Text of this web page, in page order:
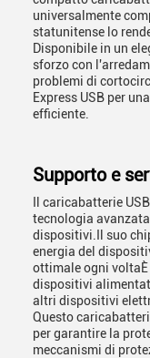
universalmente
statunitense lo
Disponibile in un
sforzo con
problemi di
Express USB per
efficiente.
Supporto e
Il caricabatterie
tecnologia
dispositivi.Il suo
energia del
ottimale ogni
dispositivi
altri dispositivi
Questo
per garantire la
meccanismi di